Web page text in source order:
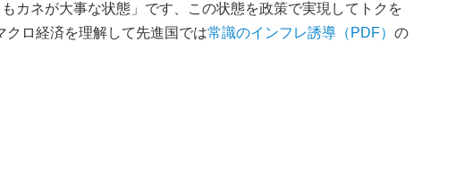
カネが大事な状態」です、この状態を政策で実現してトクを
ロ経済を理解して先進国では常識のインフレ誘導（PDF） の